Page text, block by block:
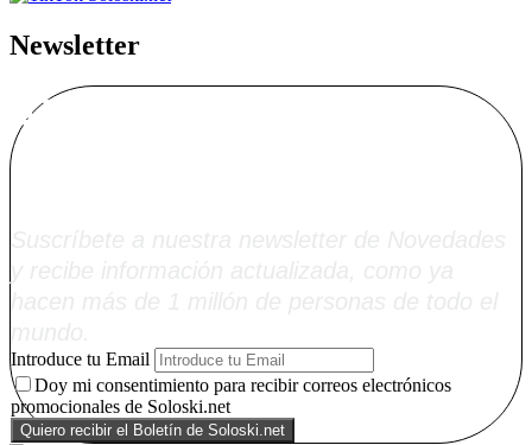
Newsletter
Alta Boletín
Introduce tu Email
Doy mi consentimiento para recibir correos electrónicos
promocionales de Soloski.net